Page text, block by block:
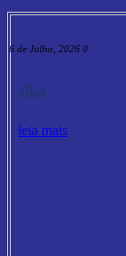
16 de Julho, 2026 0
sika
leia mais